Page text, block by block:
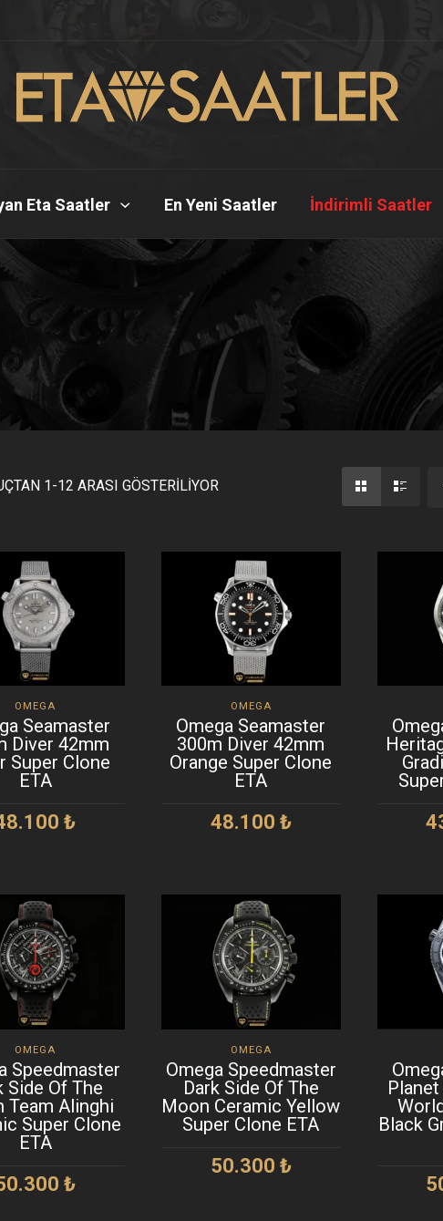
Eta Saatler En Yeni Saatler İndirimli Saatler
1-12 ARASI GÖSTERILIYOR
OMEGA
Seamaster
Diver 42mm
Super Clone
ETA
₺
OMEGA
Omega Seamaster
300m Diver 42mm
Orange Super Clone
ETA
48.100 ₺
OMEGA
Speedmaster
Side Of The
Team Alinghi
Super Clone
ETA
₺
OMEGA
Omega Speedmaster
Dark Side Of The
Moon Ceramic Yellow
Super Clone ETA
50.300 ₺
Black